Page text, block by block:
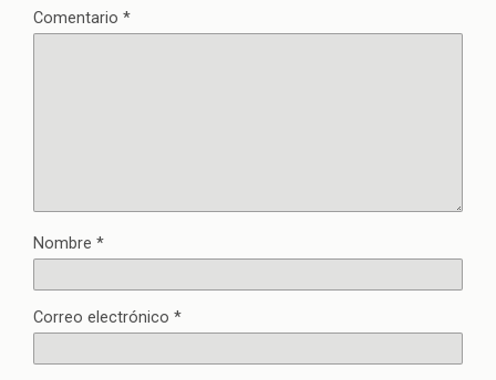
Comentario *
Nombre *
Correo electrónico *